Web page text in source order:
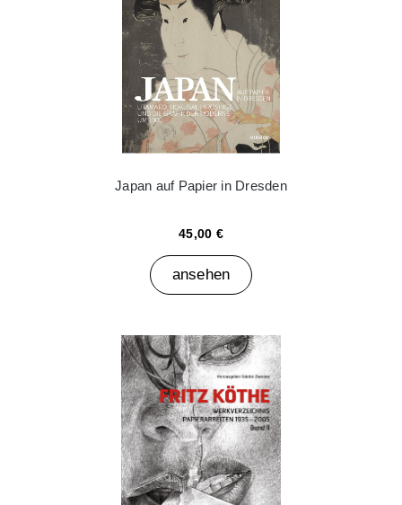
Japan auf Papier in Dresden
45,00 €
ansehen